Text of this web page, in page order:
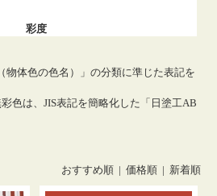
彩度
物体色の色名）」の分類に準じた表記を
色は、JIS表記を簡略化した「日塗工AB
おすすめ順 | 価格順 | 新着順